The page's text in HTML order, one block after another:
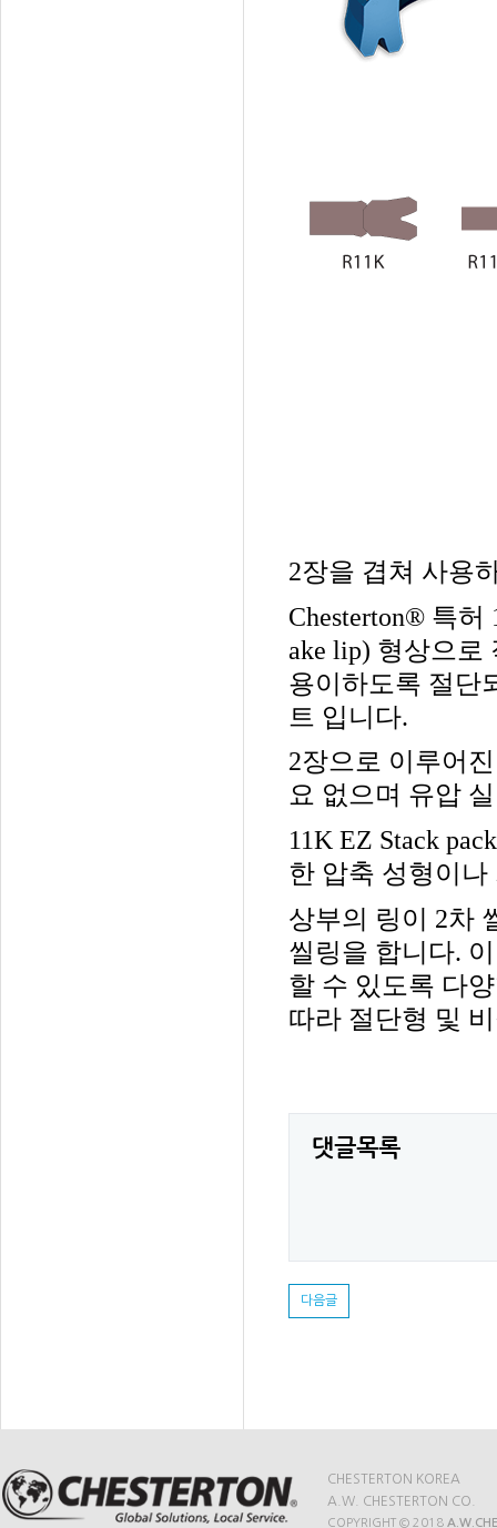
2장을 겹쳐 사용
Chesterton® 특허
ake lip) 형상으로
용이하도록 절단
트 입니다.
2장으로 이루어
요 없으며 유압
11K EZ Stack pack
한 압축 성형이
상부의 링이
2차
씰링을 합니다.
할 수 있도록 다
따라 절단형 및
댓글목록
다음글
CHESTERTON KOREA
A.W. CHESTERTON CO.
COPYRIGHT © 2018